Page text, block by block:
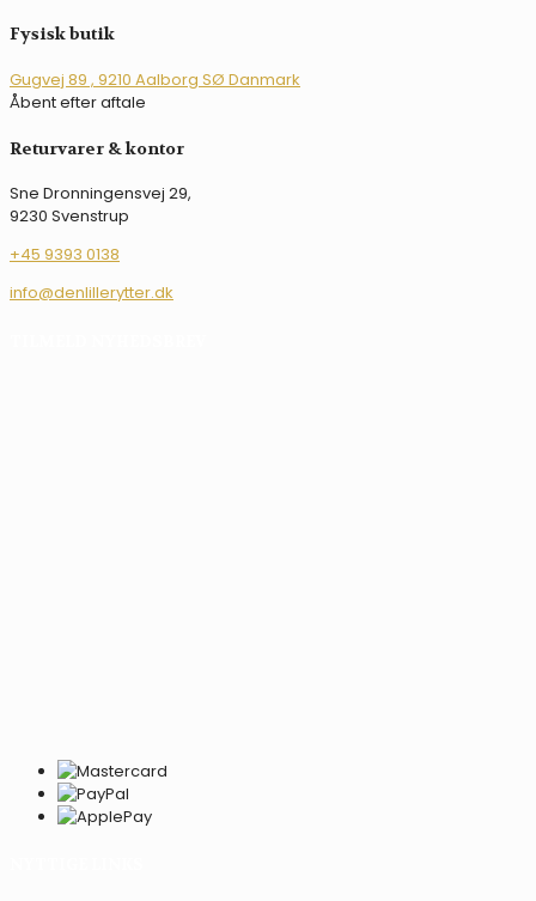
kan
vælges
Fysisk butik
Gugvej 89 , 9210 Aalborg SØ Danmark
Åbent efter aftale
Returvarer & kontor
Sne Dronningensvej 29,
9230 Svenstrup
+45 9393 0138
info@denlillerytter.dk